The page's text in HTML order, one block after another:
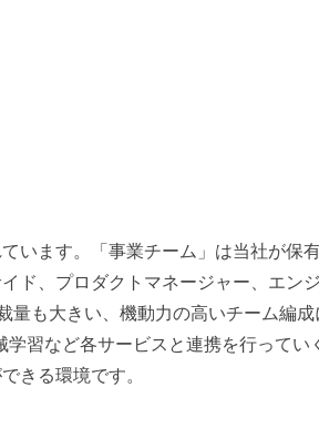
います。「事業チーム」は当社が保
ド、プロダクトマネージャー、エン
量も大きい、機動力の高いチーム編
習など各サービスと連携を行ってい
きる環境です。